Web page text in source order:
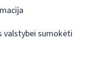
valstybei sumokėti